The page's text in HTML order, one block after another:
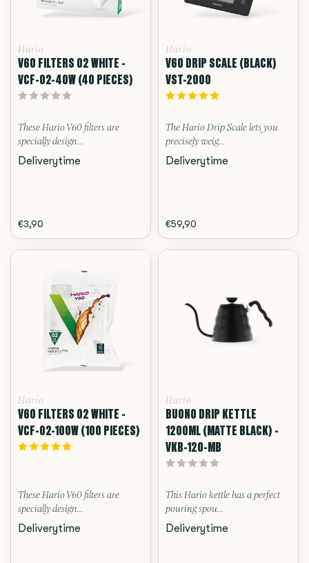
Hario
V60 FILTERS 02 WHITE -
VCF-02-40W (40 PIECES)
These Hario V60 filters are
specially design...
Deliverytime
€3,90
Hario
V60 DRIP SCALE (BLACK)
VST-2000
The Hario Drip Scale lets you
precisely weig...
Deliverytime
€59,90
Hario
V60 FILTERS 02 WHITE -
VCF-02-100W (100 PIECES)
These Hario V60 filters are
specially design...
Deliverytime
Hario
BUONO DRIP KETTLE
1200ML (MATTE BLACK) -
VKB-120-MB
This Hario kettle has a perfect
pouring spou...
Deliverytime